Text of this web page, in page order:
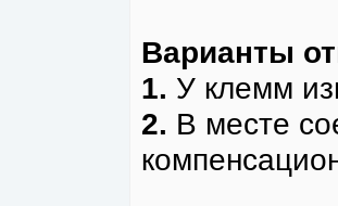
Варианты
1. У клемм
2. В месте